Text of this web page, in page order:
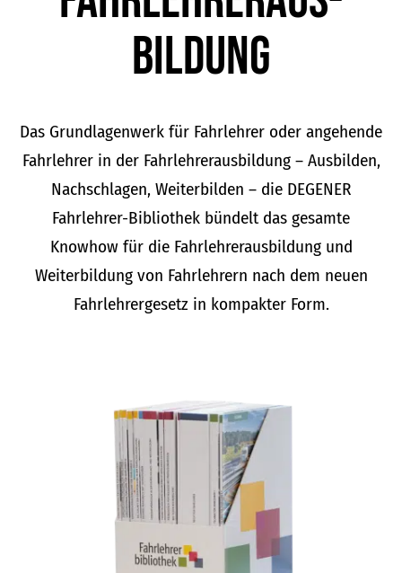
bildung
Das Grundlagenwerk für Fahrlehrer oder angehende
Fahrlehrer in der Fahrlehrerausbildung – Ausbilden,
Nachschlagen, Weiterbilden – die DEGENER
Fahrlehrer-Bibliothek bündelt das gesamte
Knowhow für die Fahrlehrerausbildung und
Weiterbildung von Fahrlehrern nach dem neuen
Fahrlehrergesetz in kompakter Form.